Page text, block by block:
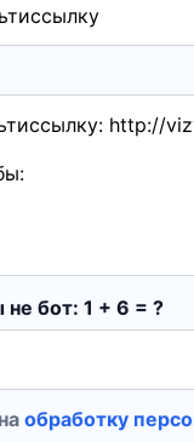
бот: 1 + 6 = ?
обработку